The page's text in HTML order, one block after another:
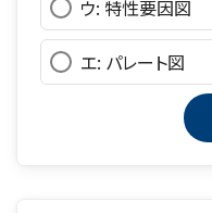
ウ: 特性要因図
エ: パレート図